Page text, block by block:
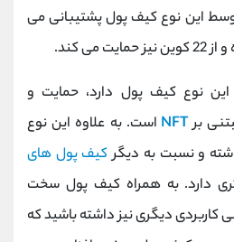
این نوع کیف پول پشتیبانی می
نوع کیف پول دارد، حمایت و
برNFT است. به علاوه این نوع
و نسبت به دیگرکیف پول های
دارد. به همراه کیف پول سخت
کاربردی دیگری نیز داشته باشید که